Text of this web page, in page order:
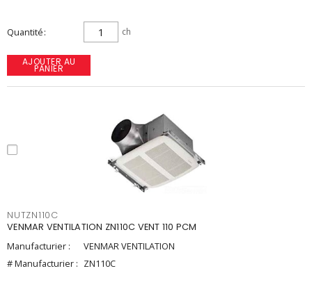
Quantité ch
AJOUTER AU
PANIER
NUTZN110C
VENMAR VENTILATION ZN110C VENT 110 PCM
Manufacturier :
VENMAR VENTILATION
# Manufacturier : ZN110C